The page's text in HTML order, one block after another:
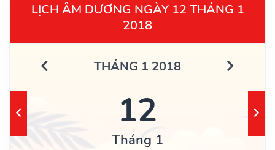
LỊCH ÂM DƯƠNG NGÀY 12 THÁNG 1
2018
THÁNG 1 2018
12
Tháng 1